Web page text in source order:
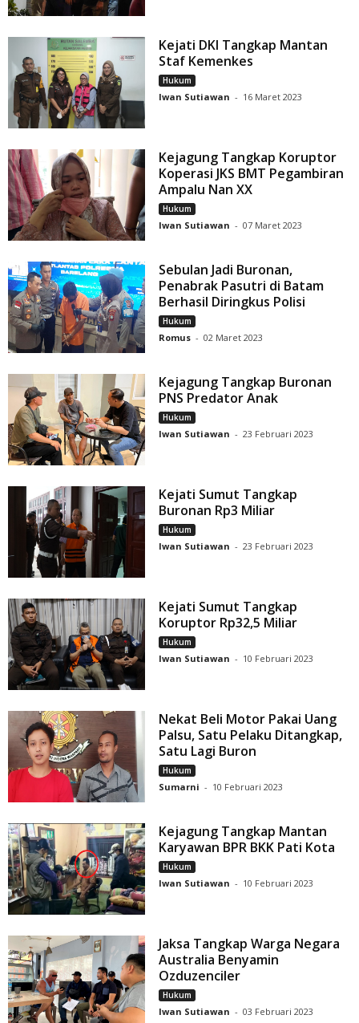
Kejati DKI Tangkap Mantan
Staf Kemenkes
Hukum
Iwan Sutiawan - 16 Maret 2023
Kejagung Tangkap Koruptor
Koperasi JKS BMT Pegambiran
Ampalu Nan XX
Hukum
Iwan Sutiawan - 07 Maret 2023
Sebulan Jadi Buronan,
Penabrak Pasutri di Batam
Berhasil Diringkus Polisi
Hukum
Romus - 02 Maret 2023
Kejagung Tangkap Buronan
PNS Predator Anak
Hukum
Iwan Sutiawan - 23 Februari 2023
Kejati Sumut Tangkap
Buronan Rp3 Miliar
Hukum
Iwan Sutiawan - 23 Februari 2023
Kejati Sumut Tangkap
Koruptor Rp32,5 Miliar
Hukum
Iwan Sutiawan - 10 Februari 2023
Nekat Beli Motor Pakai Uang
Palsu, Satu Pelaku Ditangkap,
Satu Lagi Buron
Hukum
Sumarni - 10 Februari 2023
Kejagung Tangkap Mantan
Karyawan BPR BKK Pati Kota
Hukum
Iwan Sutiawan - 10 Februari 2023
Jaksa Tangkap Warga Negara
Australia Benyamin
Ozduzenciler
Hukum
Iwan Sutiawan - 03 Februari 2023